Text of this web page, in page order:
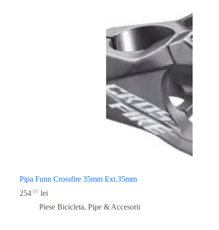
Pipa Funn Crossfire 35mm Ext.35mm
254 00 lei
Piese Bicicleta, Pipe & Accesorii